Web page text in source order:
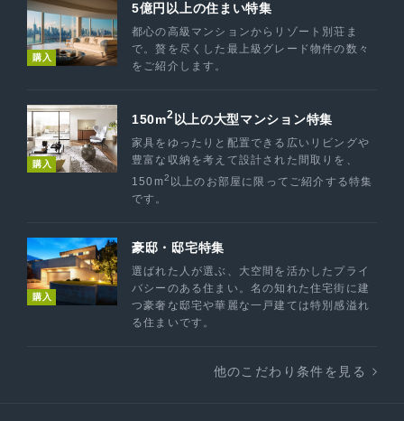
購入
5億円以上の住まい特集
都心の高級マンションからリゾート別荘ま
で。贅を尽くした最上級グレード物件の数々
をご紹介します。
購入
150m2 以上の大型マンション特集
家具をゆったりと配置できる広いリビングや
豊富な収納を考えて設計された間取りを、
150m2 以上のお部屋に限ってご紹介する特集
です。
購入
豪邸・邸宅特集
選ばれた人が選ぶ、大空間を活かしたプライ
バシーのある住まい。名の知れた住宅街に建
つ豪奢な邸宅や華麗な一戸建ては特別感溢れ
る住まいです。
他のこだわり条件を見る